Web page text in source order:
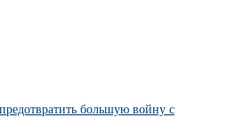
большую войну с